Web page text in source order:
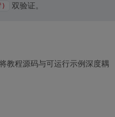
双验证。
教程源码与可运行示例深度耦